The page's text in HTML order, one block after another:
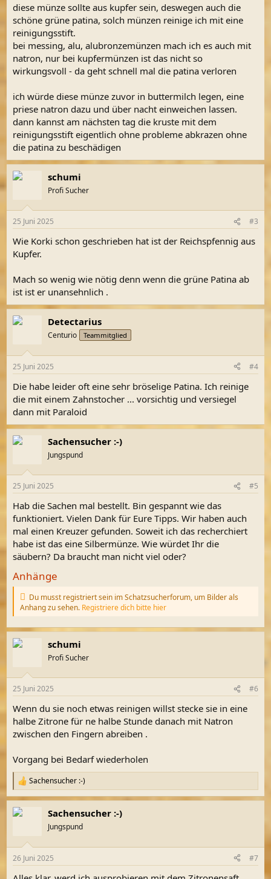
diese münze sollte aus kupfer sein, deswegen auch die
schöne grüne patina, solch münzen reinige ich mit eine
reinigungsstift.
bei messing, alu, alubronzemünzen mach ich es auch mit
natron, nur bei kupfermünzen ist das nicht so
wirkungsvoll - da geht schnell mal die patina verloren
ich würde diese münze zuvor in buttermilch legen, eine
priese natron dazu und über nacht einweichen lassen.
dann kannst am nächsten tag die kruste mit dem
reinigungsstift eigentlich ohne probleme abkrazen ohne
die patina zu beschädigen
schumi
Profi Sucher
25 Juni 2025 #3
Wie Korki schon geschrieben hat ist der Reichspfennig aus
Kupfer.
Mach so wenig wie nötig denn wenn die grüne Patina ab
ist ist er unansehnlich .
Detectarius
Centurio Teammitglied
25 Juni 2025 #4
Die habe leider oft eine sehr bröselige Patina. Ich reinige
die mit einem Zahnstocher ... vorsichtig und versiegel
dann mit Paraloid
Sachensucher :-)
Jungspund
25 Juni 2025 #5
Hab die Sachen mal bestellt. Bin gespannt wie das
funktioniert. Vielen Dank für Eure Tipps. Wir haben auch
mal einen Kreuzer gefunden. Soweit ich das recherchiert
habe ist das eine Silbermünze. Wie würdet Ihr die
säubern? Da braucht man nicht viel oder?
Anhänge
Du musst registriert sein im Schatzsucherforum, um Bilder als
Anhang zu sehen. Registriere dich bitte hier
schumi
Profi Sucher
25 Juni 2025 #6
Wenn du sie noch etwas reinigen willst stecke sie in eine
halbe Zitrone für ne halbe Stunde danach mit Natron
zwischen den Fingern abreiben .
Vorgang bei Bedarf wiederholen
R
e
a
k
e
Sachensucher :-)
Sachensucher :-)
Jungspund
26 Juni 2025 #7